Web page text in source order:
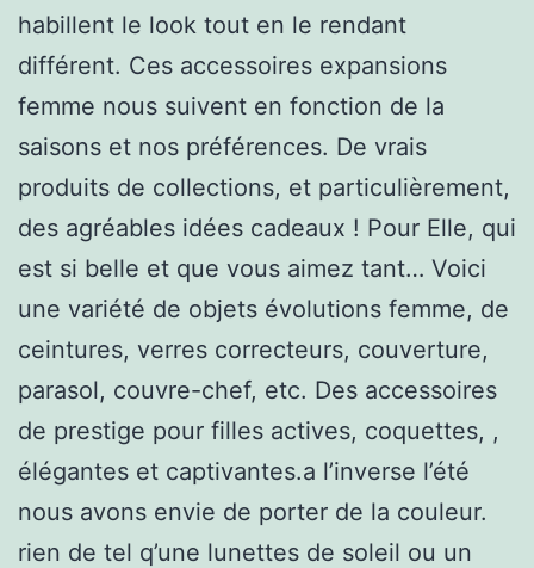
habillent le look tout en le rendant
différent. Ces accessoires expansions
femme nous suivent en fonction de la
saisons et nos préférences. De vrais
produits de collections, et particulièrement,
des agréables idées cadeaux ! Pour Elle, qui
est si belle et que vous aimez tant… Voici
une variété de objets évolutions femme, de
ceintures, verres correcteurs, couverture,
parasol, couvre-chef, etc. Des accessoires
de prestige pour filles actives, coquettes, ,
élégantes et captivantes.a l’inverse l’été
nous avons envie de porter de la couleur.
rien de tel q’une lunettes de soleil ou un